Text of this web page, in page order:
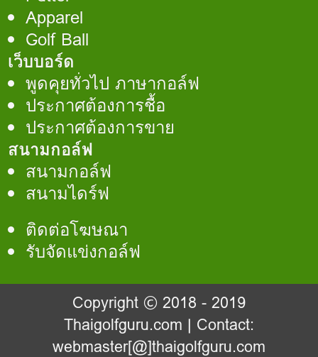
Apparel
Golf Ball
เว็บบอร์ด
พูดคุยทั่วไป ภาษากอล์ฟ
ประกาศต้องการชื้อ
ประกาศต้องการขาย
สนามกอล์ฟ
สนามกอล์ฟ
สนามไดร์ฟ
ติดต่อโฆษณา
รับจัดแข่งกอล์ฟ
Copyright © 2018 - 2019
Thaigolfguru.com | Contact:
webmaster[@]thaigolfguru.com